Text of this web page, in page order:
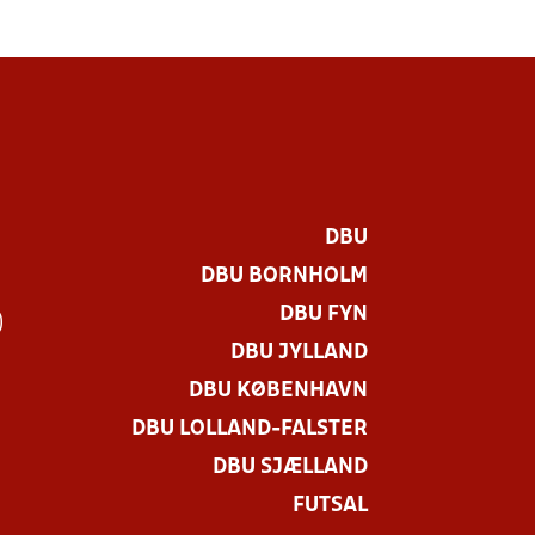
DBU
DBU BORNHOLM
DBU FYN
DBU JYLLAND
DBU KØBENHAVN
DBU LOLLAND-FALSTER
DBU SJÆLLAND
FUTSAL